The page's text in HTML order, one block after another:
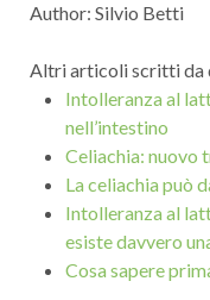
Author: Silvio Betti
Altri articoli scritti da
Intolleranza al
nell’intestino
Celiachia: nuovo
La celiachia può
Intolleranza al
esiste davvero
Cosa sapere